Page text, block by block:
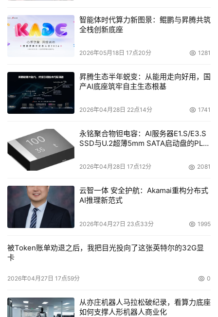
智能体时代算力新图景：鲲鹏与昇腾共筑
全栈创新底座
2026年05月18日 17点20分 1281
昇腾生态半年蜕变：从能用走向好用，国
产AI底座筑牢自主生态根基
2026年04月28日 22点14分 1741
永铭聚合物钽电容：AI服务器E1.S/E3.S
SSD与U.2超薄5mm SATA启动盘的PLP
2026年04月28日 17点12分 2081
云智一体 安全护航：Akamai重构分布式
AI推理新范式
2026年04月27日 23点33分 1995
被Token账单劝退之后，我把目光投向了这张英特尔的32G显
卡
2026年04月27日 17点59分 0
从亦庄机器人马拉松破纪录，看算力底座
如何支撑人形机器人商业化